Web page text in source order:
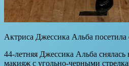
Актриса Джессика Альба посетила
44-летняя Джессика Альба
макияж с угольно-черными